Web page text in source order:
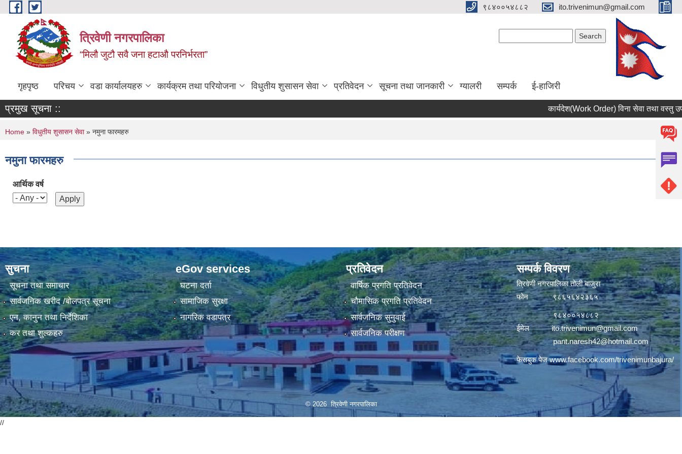
Skip to main content ९८४००५४८८२ ito.trivenimun@gmail.com
त्रिवेणी नगरपालिका
“मिलौ जुटौ सवै जना हटाऔ परनिर्भरता”
गृहपृष्ठ परिचय वडा कार्यालयहरु कार्यक्रम तथा परियोजना विधुतीय शुसासन सेवा प्रतिवेदन सूचना तथा जानकारी ग्यालरी सम्पर्क ई-हाजिरी
प्रमुख सूचना :: कार्यदेश(Work Order) विना सेवा तथा वस्तु
You are here
Home » विधुतीय शुसासन सेवा» नमुना फारमहरु
नमुना फारमहरु
आर्थिक वर्ष
सुचना
सूचना तथा समाचार
सार्वजनिक खरीद /बोलपत्र सूचना
एन, कानुन तथा निर्देशिका
कर तथा शुल्कहरु
eGov services
घटना दर्ता
सामाजिक सुरक्षा
नागरिक वडापत्र
प्रतिवेदन
वार्षिक प्रगति प्रतिवेदन
चौमासिक प्रगति प्रतिवेदन
सार्वजनिक सुनुवाई
सार्वजनिक परीक्षण
सम्पर्क विवरण
त्रिवेणी नगरपालिका तोली बाजुरा
फोन ९८६५६४२३६५
९८४००५४८८२
ईमेलito.trivenimun@gmail.com
pant.naresh42@hotmail.com
फेसबुक पेजwww.facebook.com/trivenimunbajura/
© 2026 त्रिवेणी नगरपालिका
//